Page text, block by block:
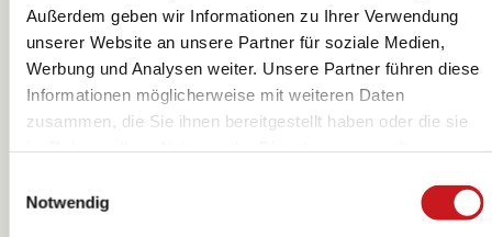
Außerdem geben wir Informationen zu Ihrer Verwendung
unserer Website an unsere Partner für soziale Medien,
Werbung und Analysen weiter. Unsere Partner führen diese
Informationen möglicherweise mit weiteren Daten
zusammen, die Sie ihnen bereitgestellt haben oder die sie
mehr darüber, wer wir sind, wie Sie uns kontaktieren
können und wie wir personenbezogene Daten verarbeiten.
Notwendig
Seite 1 von 1